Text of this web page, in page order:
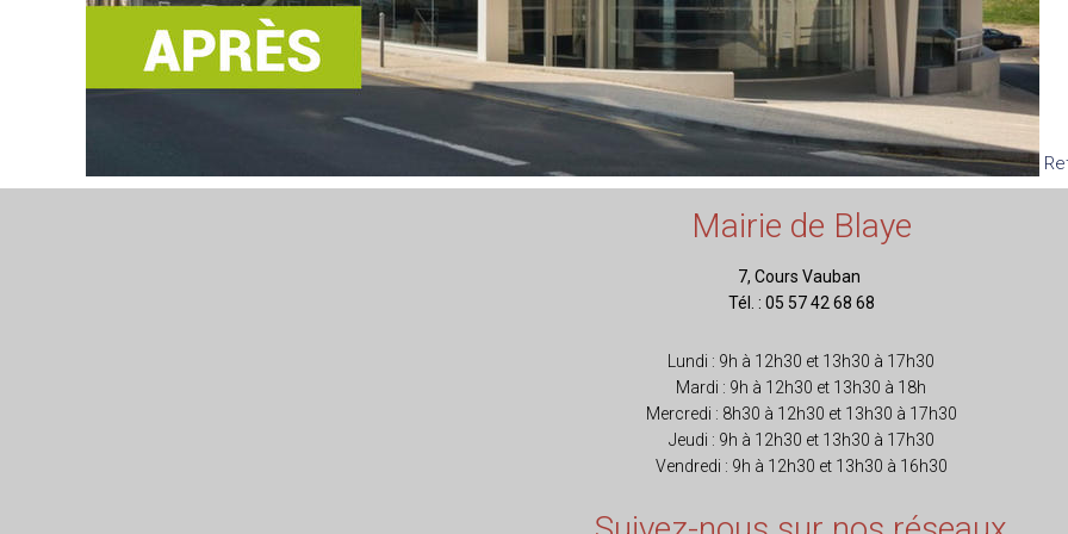
Mairie de Blaye
7, Cours Vauban
Tél. : 05 57 42 68 68
Lundi : 9h à 12h30 et 13h30 à 17h30
Mardi : 9h à 12h30 et 13h30 à 18h
Mercredi : 8h30 à 12h30 et 13h30 à 17h30
Jeudi : 9h à 12h30 et 13h30 à 17h30
Vendredi : 9h à 12h30 et 13h30 à 16h30